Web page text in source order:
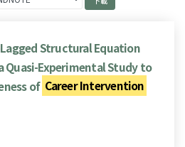
Structural Equation
Quasi-Experimental Study to
of Career Intervention